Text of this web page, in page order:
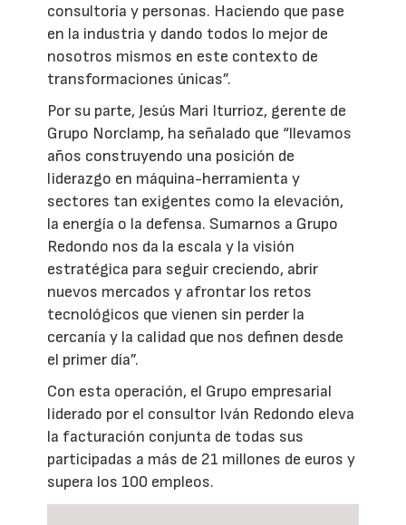
consultoría y personas. Haciendo que pase
en la industria y dando todos lo mejor de
nosotros mismos en este contexto de
transformaciones únicas”.
Por su parte, Jesús Mari Iturrioz, gerente de
Grupo Norclamp, ha señalado que “llevamos
años construyendo una posición de
liderazgo en máquina-herramienta y
sectores tan exigentes como la elevación,
la energía o la defensa. Sumarnos a Grupo
Redondo nos da la escala y la visión
estratégica para seguir creciendo, abrir
nuevos mercados y afrontar los retos
tecnológicos que vienen sin perder la
cercanía y la calidad que nos definen desde
el primer día”.
Con esta operación, el Grupo empresarial
liderado por el consultor Iván Redondo eleva
la facturación conjunta de todas sus
participadas a más de 21 millones de euros y
supera los 100 empleos.